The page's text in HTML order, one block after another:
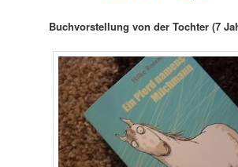
Buchvorstellung von der Tochter (7